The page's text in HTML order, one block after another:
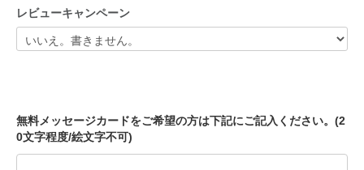
レビューキャンペーン
無料メッセージカードをご希望の方は下記にご記入ください。(2
0文字程度/絵文字不可)